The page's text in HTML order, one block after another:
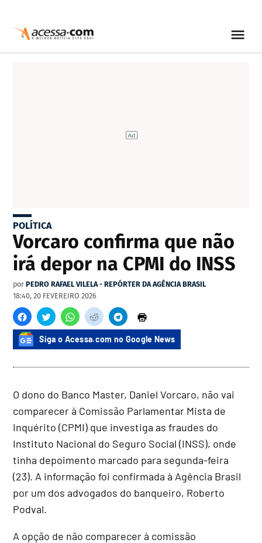
POLÍTICA
Vorcaro confirma que não
irá depor na CPMI do INSS
por PEDRO RAFAEL VILELA - REPÓRTER DA AGÊNCIA BRASIL
18:40, 20 FEVEREIRO 2026
Siga o Acessa.com no Google News
O dono do Banco Master, Daniel Vorcaro, não vai
comparecer à Comissão Parlamentar Mista de
Inquérito (CPMI) que investiga as fraudes do
Instituto Nacional do Seguro Social (INSS), onde
tinha depoimento marcado para segunda-feira
(23). A informação foi confirmada à Agência Brasil
por um dos advogados do banqueiro, Roberto
Podval.
A opção de não comparecer à comissão